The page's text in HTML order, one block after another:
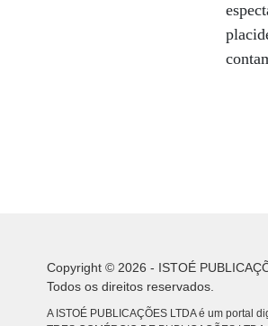
Copyright © 2026 - ISTOÉ
Todos os direitos reservados.
A ISTOÉ PUBLICAÇÕES LTDA é um portal